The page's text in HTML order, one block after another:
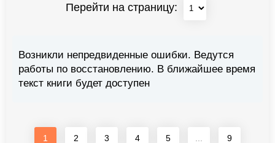
Перейти на страницу:
Возникли непредвиденные ошибки. Ведутся
работы по восстановлению. В ближайшее время
текст книги будет доступен
1 2 3 4 5 9